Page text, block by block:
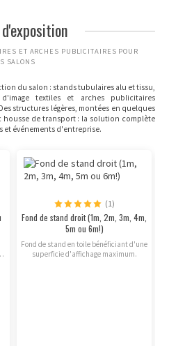
ET ARCHES PUBLICITAIRES POUR
SALONS
du salon : stands tubulaires alu et tissu
d'image textiles et arches publicitaires
structures légères, montées en quelques
housse de transport : la solution complète
et événements d'entreprise.
(1)
Fond de stand droit (1m, 2m, 3m, 4m,
5m ou 6m!)
Fond de stand en toile bénéficiant d'une
superficie d'affichage maximum.